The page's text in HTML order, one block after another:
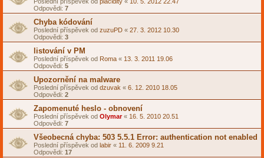
Odpovědi: 7
Chyba kódování
Poslední příspěvek od zuzuPD « 27. 3. 2012 10.30
Odpovědi: 3
listování v PM
Poslední příspěvek od Roma « 13. 3. 2011 19.06
Odpovědi: 5
Upozornění na malware
Poslední příspěvek od dzuvak « 6. 12. 2010 18.05
Odpovědi: 2
Zapomenuté heslo - obnovení
Poslední příspěvek od Olymar« 16. 5. 2010 20.51
Odpovědi: 7
Všeobecná chyba: 503 5.5.1 Error: authentication not enabled
Poslední příspěvek od labir « 11. 6. 2009 9.21
Odpovědi: 17